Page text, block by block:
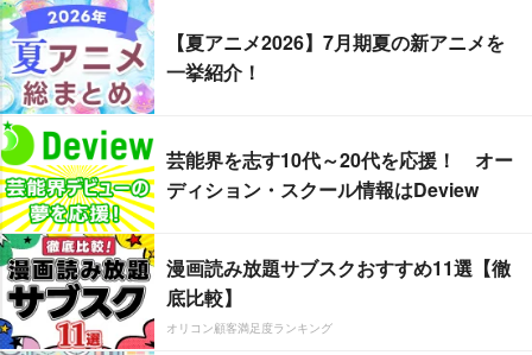
【夏アニメ2026】7月期夏の新アニメを
一挙紹介！
芸能界を志す10代～20代を応援！ オー
ディション・スクール情報はDeview
漫画読み放題サブスクおすすめ11選【徹
底比較】
オリコン顧客満足度ランキング